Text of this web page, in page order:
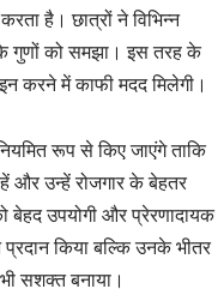
है। छात्रों ने विभिन्न
गुणों को समझा। इस तरह के
करने में काफी मदद मिलेगी।
रूप से किए जाएंगे ताकि
और उन्हें रोजगार के बेहतर
बेहद उपयोगी और प्रेरणादायक
प्रदान किया बल्कि उनके भीतर
सशक्त बनाया।